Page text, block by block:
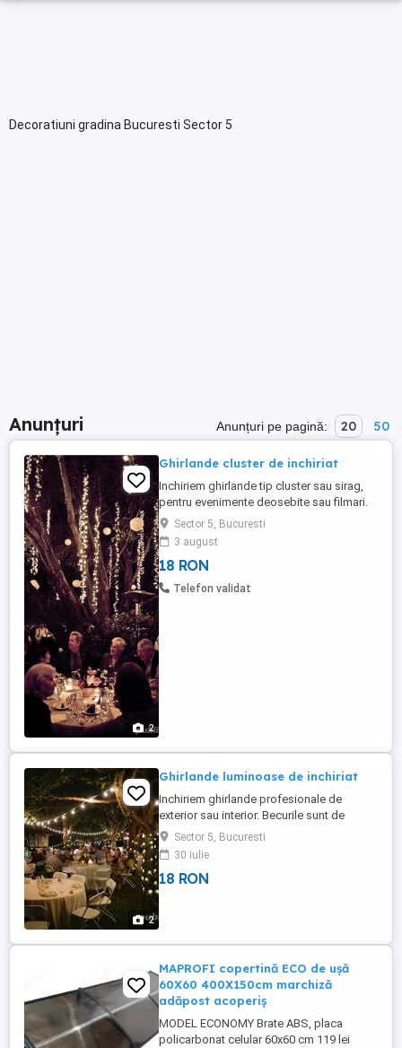
Decoratiuni gradina Bucuresti Sector 5
Anunțuri Anunțuri pe pagină: 20 50
2
Ghirlande cluster de inchiriat
Inchiriem ghirlande tip cluster sau sirag,
pentru evenimente deosebite sau filmari.
Se pot folosi atarnate sau se pot pune in
jurul copacilor, tufisurilor, in gradina, pe
bancute, etc. Pretul este pe metru liniar.
Detalii si rezervari la telefon 0722705673
Sector 5, Bucuresti
3 august
18 RON
Telefon validat
2
Ghirlande luminoase de inchiriat
Inchiriem ghirlande profesionale de
exterior sau interior. Becurile sunt de
putere mica si pot fi montati pana la 100m
liniari pe o singura priza. Pretul afisat este
pe metru liniar. Detalii la telefon
0722705673.
Sector 5, Bucuresti
30 iulie
18 RON
MAPROFI copertină ECO de ușă
60X60 400X150cm marchiză
adăpost acoperiș
MODEL ECONOMY Brate ABS, placa
policarbonat celular 60x60 cm 119 lei